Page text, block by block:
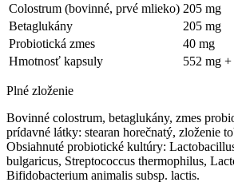
Colostrum (bovinné, prvé mlieko) 205 mg
Betaglukány
205 mg
Probiotická zmes
40 mg
Hmotnosť kapsuly
552 mg
Plné zloženie
Bovinné colostrum, betaglukány, zmes
prídavné látky: stearan horečnatý, zloženie
Obsiahnuté probiotické kultúry:
bulgaricus, Streptococcus thermophilus,
Bifidobacterium animalis subsp. lactis.